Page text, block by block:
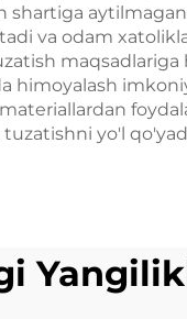
va odam
yo'l